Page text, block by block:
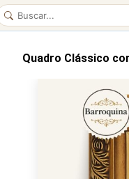
Quadro Clássico